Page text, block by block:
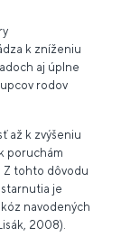
k zníženiu
aj úplne
rodov
až k zvýšeniu
poruchám
Z tohto dôvodu
je
navodených
2008).